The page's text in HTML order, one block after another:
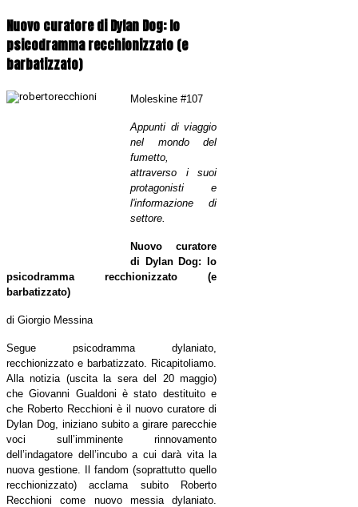
Nuovo curatore di Dylan Dog: lo
psicodramma recchionizzato (e
barbatizzato)
Moleskine #107
Appunti di viaggio
nel mondo del
fumetto,
attraverso i suoi
protagonisti e
l'informazione di
settore.
Nuovo curatore
di Dylan Dog: lo
psicodramma recchionizzato (e
barbatizzato)
di Giorgio Messina
Segue psicodramma dylaniato,
recchionizzato e barbatizzato. Ricapitoliamo.
Alla notizia (uscita la sera del 20 maggio)
che Giovanni Gualdoni è stato destituito e
che Roberto Recchioni è il nuovo curatore di
Dylan Dog, iniziano subito a girare parecchie
voci sull’imminente rinnovamento
dell’indagatore dell’incubo a cui darà vita la
nuova gestione. Il fandom (soprattutto quello
recchionizzato) acclama subito Roberto
Recchioni come nuovo messia dylaniato.